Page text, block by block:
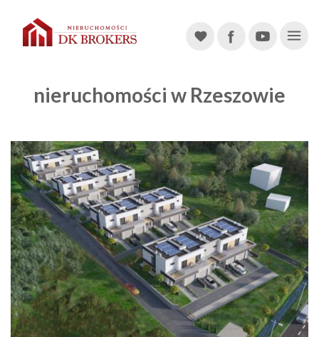
nieruchomości w Rzeszowie